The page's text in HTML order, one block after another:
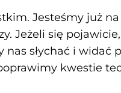
Jesteśmy już
Jeżeli się
nas słychać i widać
kwestie